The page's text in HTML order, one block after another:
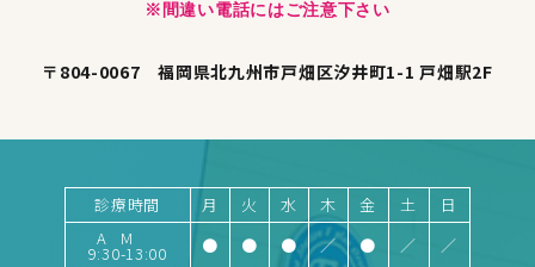
※間違い電話にはご注意下さい
〒804-0067 福岡県北九州市戸畑区汐井町1-1 戸畑駅2F
診療時間 月 火 水 木 金 土
日
AM
9:30-13:00 ● ● ● ／ ● ／
／